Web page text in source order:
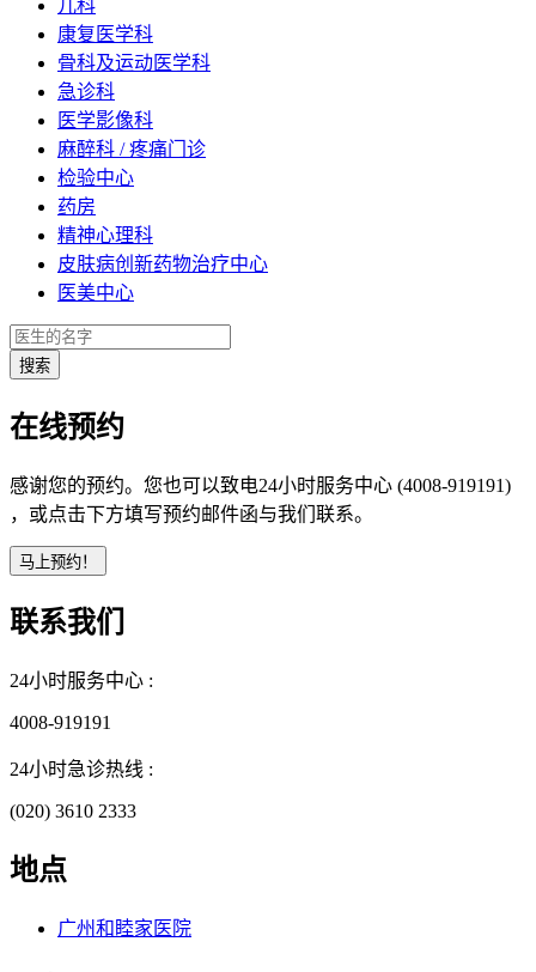
儿科
康复医学科
骨科及运动医学科
急诊科
医学影像科
麻醉科 / 疼痛门诊
检验中心
药房
精神心理科
皮肤病创新药物治疗中心
医美中心
在线预约
感谢您的预约。您也可以致电24小时服务中心 (4008-919191)
，或点击下方填写预约邮件函与我们联系。
联系我们
24小时服务中心 :
4008-919191
24小时急诊热线 :
(020) 3610 2333
地点
广州和睦家医院